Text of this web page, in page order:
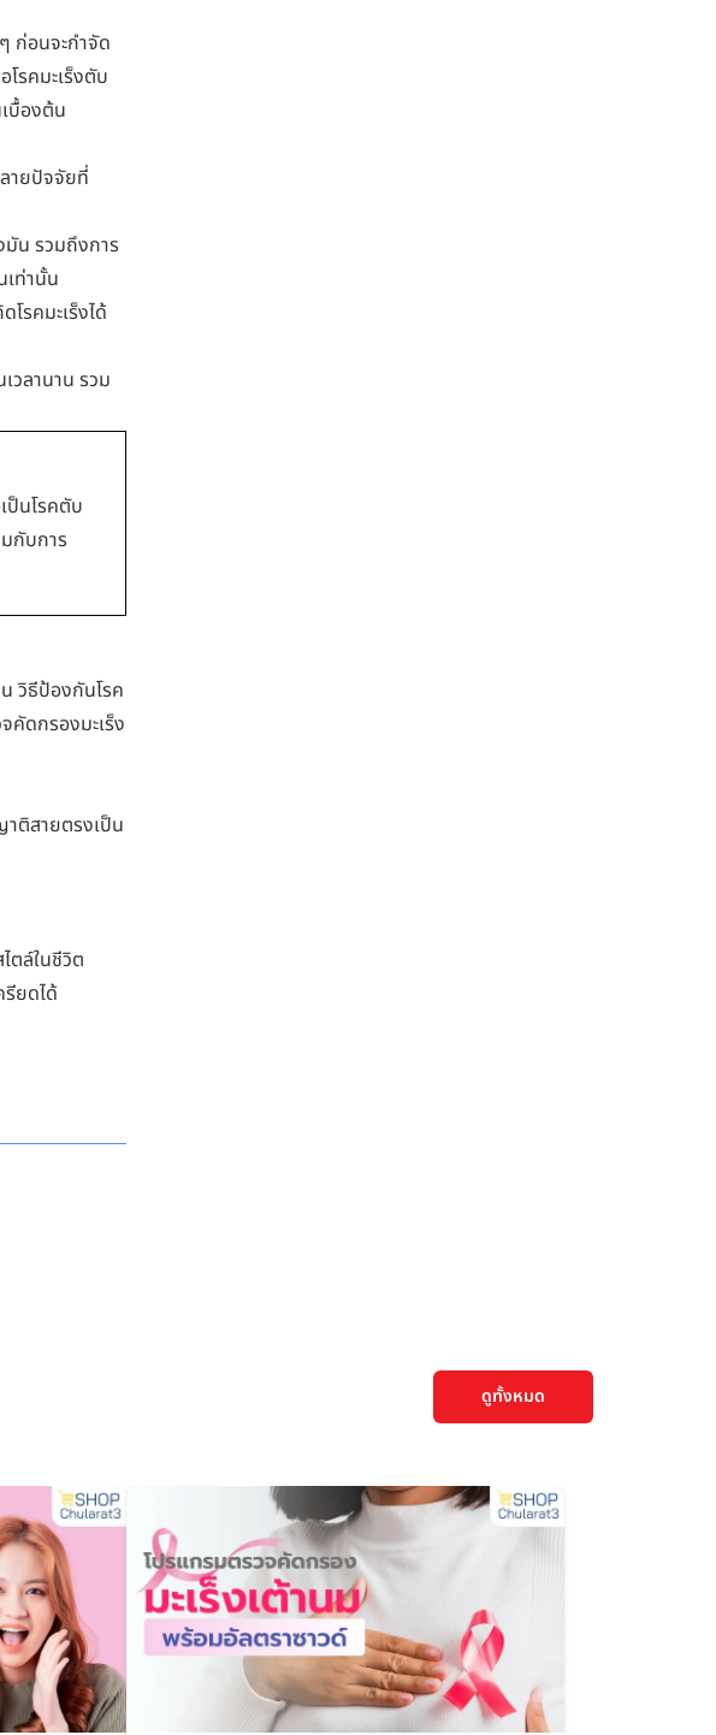
ก่อนจะกำจัด
รคมะเร็งตับ
บื้องต้น
ายปัจจัยที่
มัน รวมถึงการ
ท่านั้น
รคมะเร็งได้
วลานาน รวม
ป็นโรคตับ
กับการ
วิธีป้องกันโรค
คัดกรองมะเร็ง
ติสายตรงเป็น
ตล์ในชีวิต
ยดได้
ดูทั้งหมด